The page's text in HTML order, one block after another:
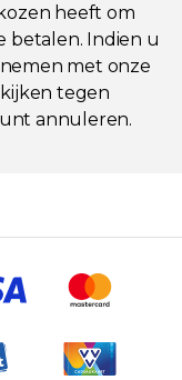
heeft om
betalen. Indien u
met onze
tegen
annuleren.